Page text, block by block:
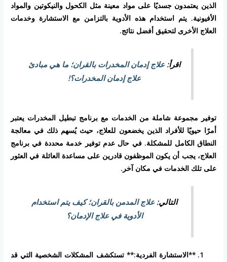
الذين يعتمدون جسديًا على مواد معينة مثل الكحول والنيكوتين والمواد
الأفيونية. يتم استخدام هذه الأدوية بالتزامن مع الاستشارة وخدمات
العلاج الأخرى لتحقيق أفضل نتائج.
اقرأ: علاج إدمان المخدرات بالقران؛ ما هي مبادئ
علاج إدمان المخدرات؟!
توفير مجموعة شاملة من الخدمات مع برنامج تبطيل المخدرات يعتبر
أمرًا حيويًا للأفراد الذين يخضعون للعلاج، حيث يُسهم ذلك في معالجة
النطاق الكامل للمشكلة. في حال عدم توفير خدمة محددة في برنامج
العلاج، يجب أن يكون الموظفون قادرين على مساعدة العائلة في العثور
على تلك الخدمات في مكان آخر.
التالي: علاج المدمن بالقران؛ كيف يتم استخدام
الأدوية في علاج الإدمان؟
**الاستشارة الفردية:** تستكشف المشكلات الشخصية التي قد